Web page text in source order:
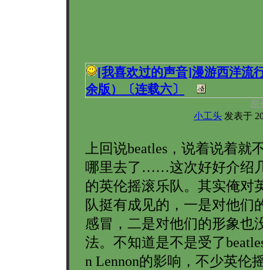
[我喜欢过的声音]漫游西洋流
余版）〔连载六〕
原
小工头 发表于
上回说beatles，说着说着就
哪里去了……这次好好介绍
的英伦摇滚乐队。其实俺对
队挺有成见的，一是对他们
感冒，二是对他们的形象也
法。不知道是不是受了
n Lennon的影响，不少英伦